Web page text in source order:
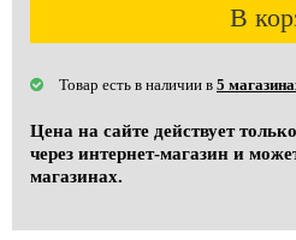
В
Товар есть в наличии в 5
Цена на сайте действует
через интернет-магазин и
магазинах.